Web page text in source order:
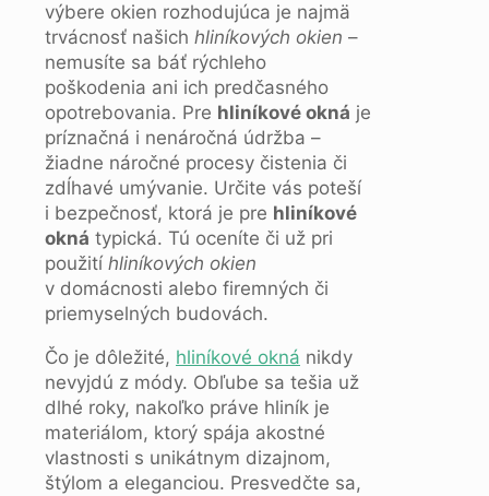
výbere okien rozhodujúca je najmä
trvácnosť našich hliníkových okien –
nemusíte sa báť rýchleho
poškodenia ani ich predčasného
opotrebovania. Pre hliníkové okná je
príznačná i nenáročná údržba –
žiadne náročné procesy čistenia či
zdĺhavé umývanie. Určite vás poteší
i bezpečnosť, ktorá je pre hliníkové
okná typická. Tú oceníte či už pri
použití hliníkových okien
v domácnosti alebo firemných či
priemyselných budovách.
Čo je dôležité, hliníkové okná nikdy
nevyjdú z módy. Obľube sa tešia už
dlhé roky, nakoľko práve hliník je
materiálom, ktorý spája akostné
vlastnosti s unikátnym dizajnom,
štýlom a eleganciou. Presvedčte sa,